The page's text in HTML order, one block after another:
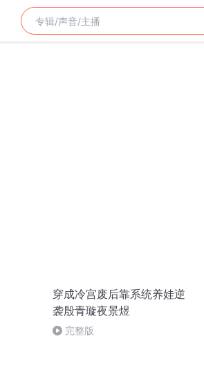
穿成冷宫废后靠系统养娃逆
袭殷青璇夜景煜
完整版